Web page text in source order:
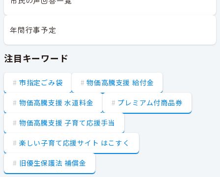
年間行事予定
注目キーワード
市指定ごみ袋 物価高騰支援 給付金
物価高騰支援 水道料金 プレミアム付商品券
物価高騰支援 子育て応援手当
楽しい子育て応援サイト はこすく
旧優生保護法 補償金